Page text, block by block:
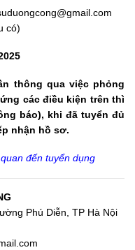
có)
thông qua việc phỏng
các điều kiện trên thì
báo), khi đã tuyển đủ
nhận hồ sơ.
đến tuyển dụng
Phú Diễn, TP Hà Nội